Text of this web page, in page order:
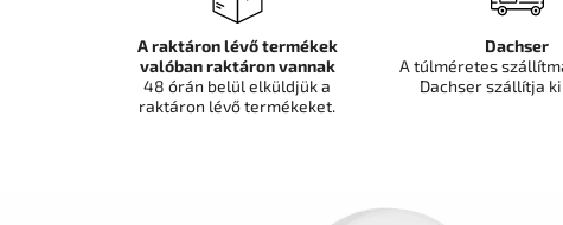
A raktáron lévő termékek
valóban raktáron vannak
48 órán belül elküldjük a
raktáron lévő termékeket.
Dachser
A túlméretes
Dachser szállítja ki